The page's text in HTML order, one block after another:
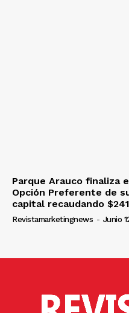
Parque Arauco finaliza
Opción Preferente de
capital recaudando
Revistamarketingnews - Junio